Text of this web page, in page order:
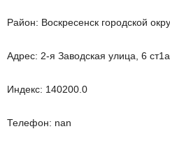
Район: Воскресенск городской
Адрес: 2-я Заводская улица, 6 ст1а
Индекс: 140200.0
Телефон: nan